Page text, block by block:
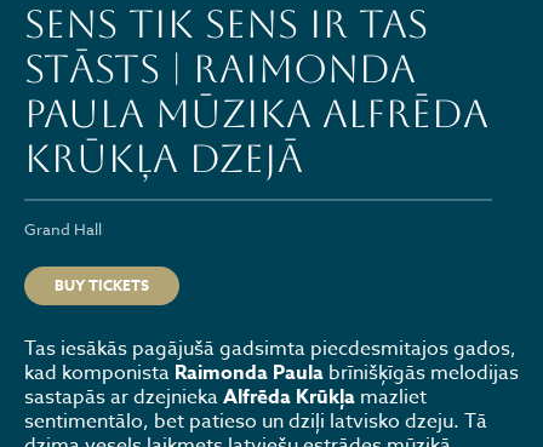
SENS TIK SENS IR TAS
STĀSTS | Raimonda
Paula mūzika Alfrēda
Krūkļa dzejā
Grand Hall
BUY TICKETS
Tas iesākās pagājušā gadsimta piecdesmitajos gados,
kad komponista Raimonda Paula brīnišķīgās melodijas
sastapās ar dzejniekaAlfrēda Krūkļa mazliet
sentimentālo, bet patieso un dziļi latvisko dzeju. Tā